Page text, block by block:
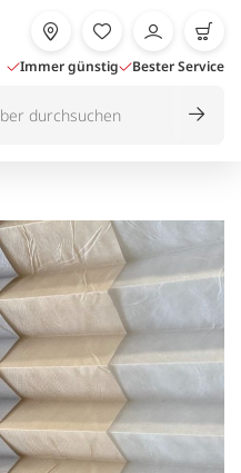
Immer günstig Bester Service